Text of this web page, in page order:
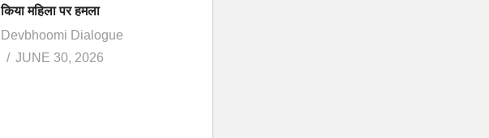
किया महिला पर हमला
Devbhoomi Dialogue
JUNE 30, 2026